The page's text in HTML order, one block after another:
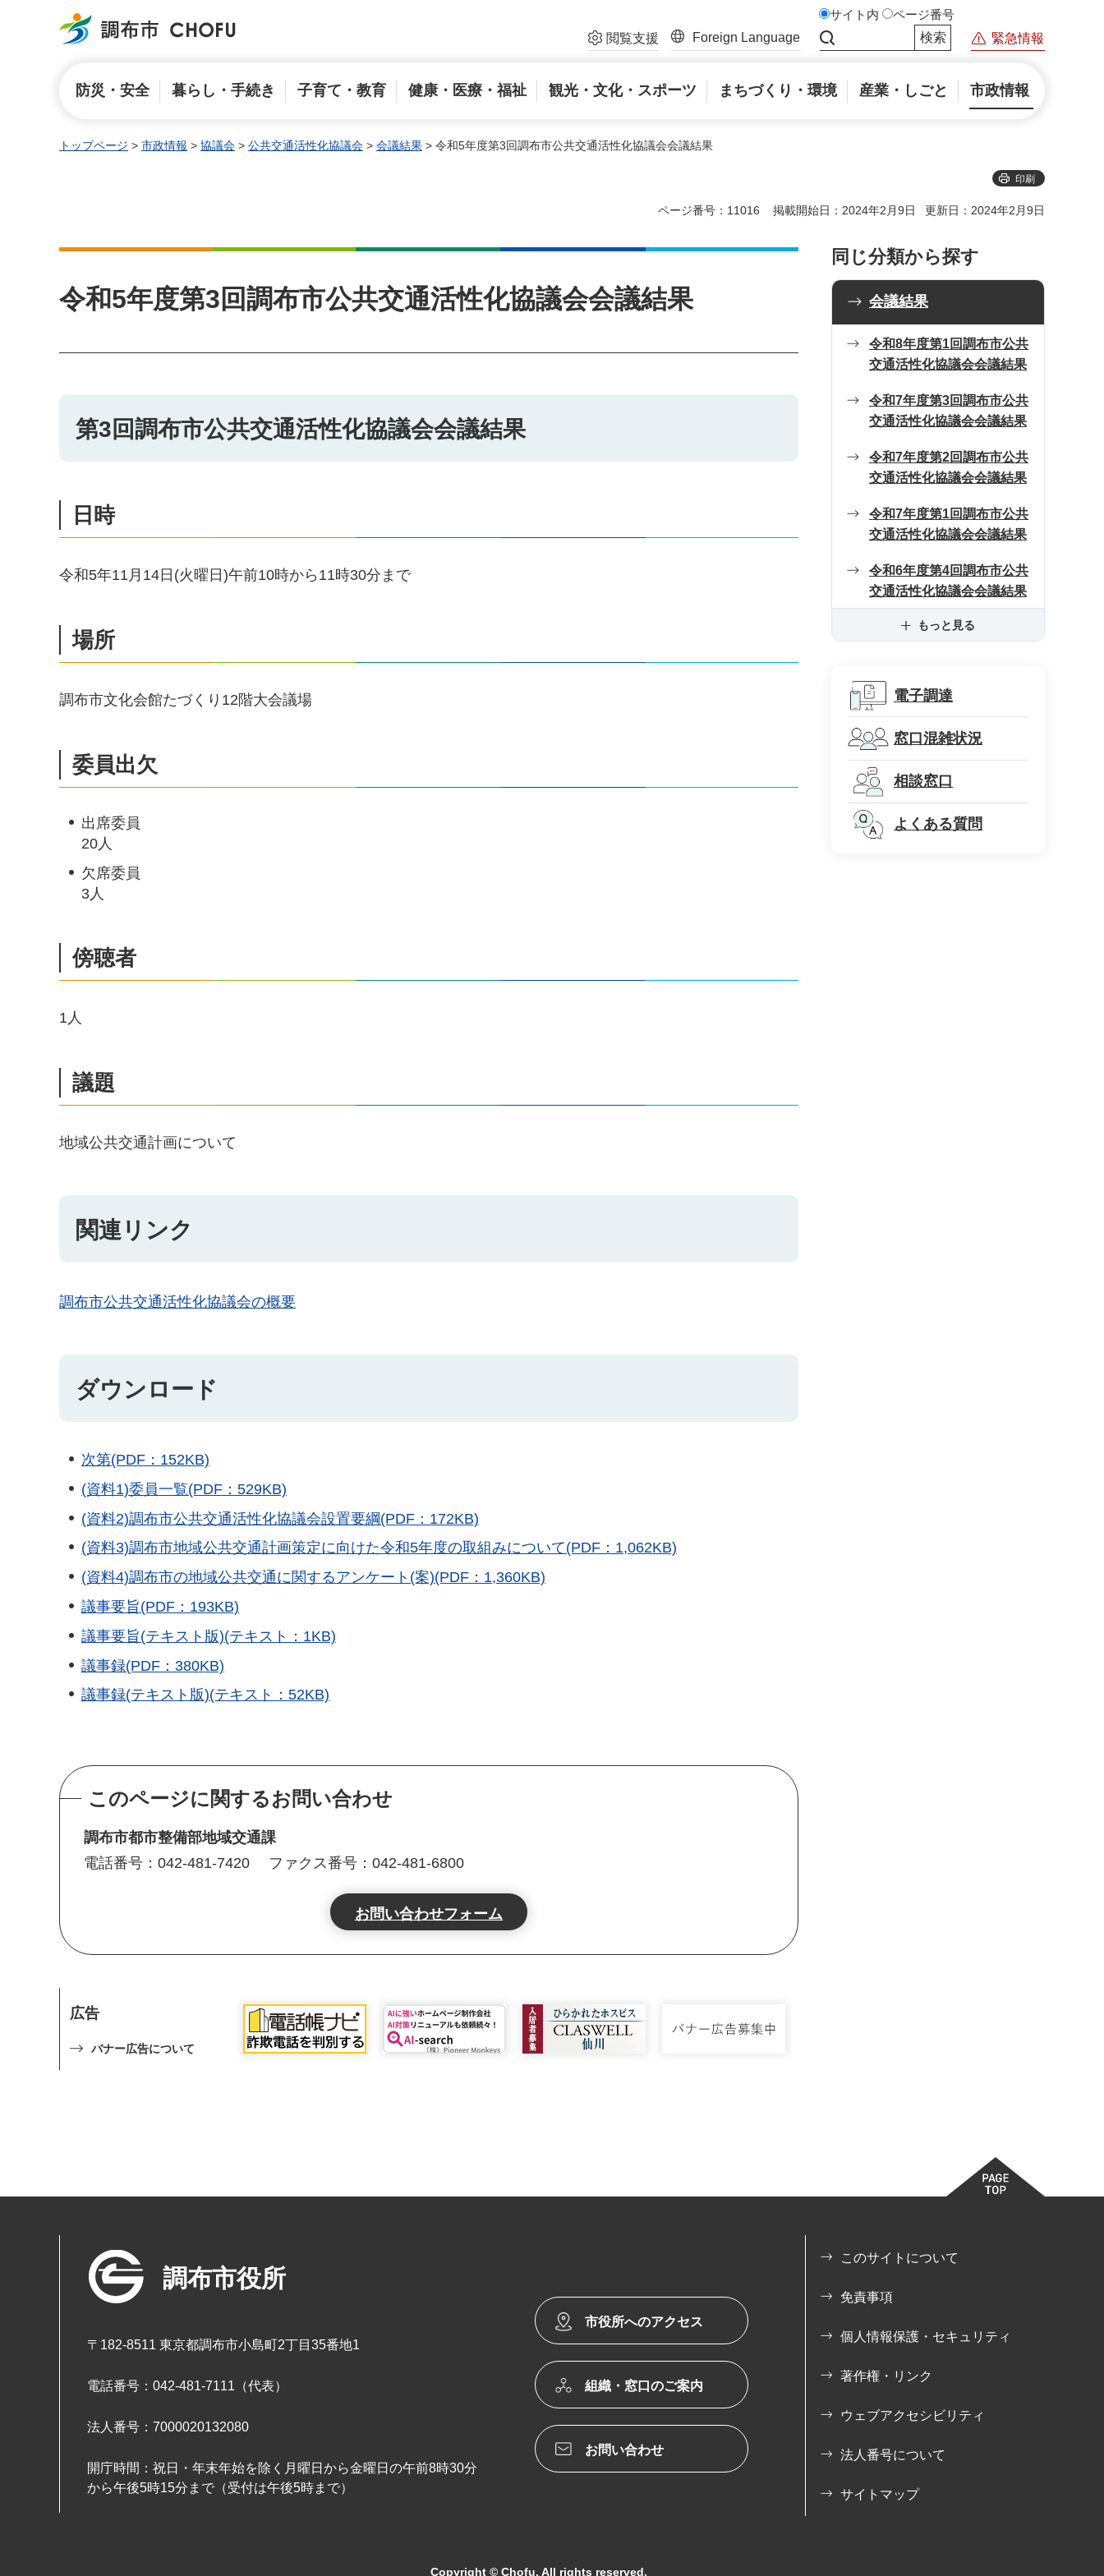
調布市 閲覧支援 Foreign Language
サイト内 ページ番号
緊急情報
防災・安全 暮らし・手続き 子育て・教育 健康・医療・福祉 観光・文化・スポーツ まちづくり・環境 産業・しごと 市政情報
トップページ > 市政情報 > 協議会 > 公共交通活性化協議会 > 会議結果 > 令和5年度第3回調布市公共交通活性化協議会会議結果
印刷
ページ番号：11016 掲載開始日：2024年2月9日 更新日：2024年2月9日
令和5年度第3回調布市公共交通活性化協議会会議結果
第3回調布市公共交通活性化協議会会議結果
日時
令和5年11月14日(火曜日)午前10時から11時30分まで
場所
調布市文化会館たづくり12階大会議場
委員出欠
出席委員
20人
欠席委員
3人
傍聴者
1人
議題
地域公共交通計画について
関連リンク
調布市公共交通活性化協議会の概要
ダウンロード
次第(PDF：152KB)
(資料1)委員一覧(PDF：529KB)
(資料2)調布市公共交通活性化協議会設置要綱(PDF：172KB)
(資料3)調布市地域公共交通計画策定に向けた令和5年度の取組みについて(PDF：1,062KB)
(資料4)調布市の地域公共交通に関するアンケート(案)(PDF：1,360KB)
議事要旨(PDF：193KB)
議事要旨(テキスト版)(テキスト：1KB)
議事録(PDF：380KB)
議事録(テキスト版)(テキスト：52KB)
このページに関するお問い合わせ
調布市都市整備部地域交通課
電話番号：042-481-7420
ファクス番号：042-481-6800
広告
バナー広告について
同じ分類から探す
会議結果
令和8年度第1回調布市公共
交通活性化協議会会議結果
令和7年度第3回調布市公共
交通活性化協議会会議結果
令和7年度第2回調布市公共
交通活性化協議会会議結果
令和7年度第1回調布市公共
交通活性化協議会会議結果
令和6年度第4回調布市公共
交通活性化協議会会議結果
もっと見る
電子調達
窓口混雑状況
相談窓口
よくある質問
調布市役所
〒182-8511 東京都調布市小島町2丁目35番地1
電話番号：042-481-7111（代表）
法人番号：7000020132080
開庁時間：祝日・年末年始を除く月曜日から金曜日の午前8時30分
から午後5時15分まで（受付は午後5時まで）
市役所へのアクセス
組織・窓口のご案内
お問い合わせ
このサイトについて
免責事項
個人情報保護・セキュリティ
著作権・リンク
ウェブアクセシビリティ
法人番号について
サイトマップ
Copyright © Chofu. All rights reserved.